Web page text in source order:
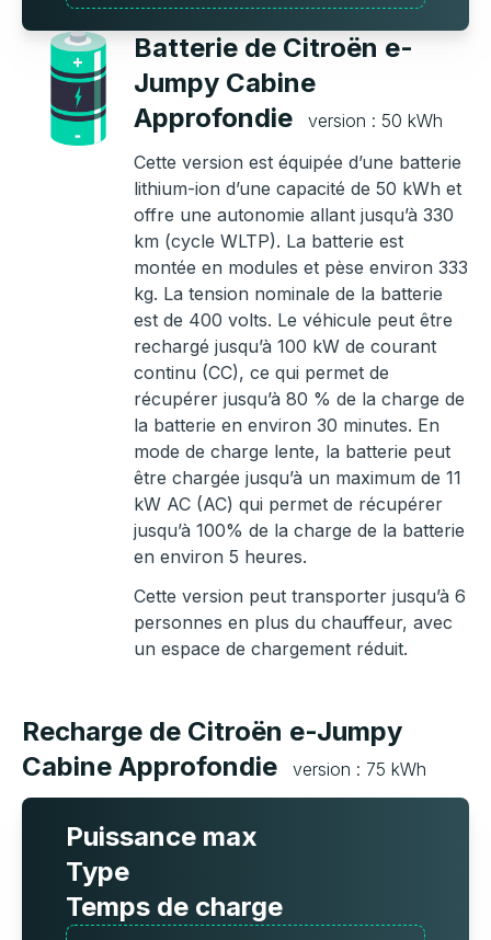
Batterie de Citroën e-
Jumpy Cabine
Approfondie
version : 50 kWh
Cette version est équipée d’une batterie
lithium-ion d’une capacité de 50 kWh et
offre une autonomie allant jusqu’à 330
km (cycle WLTP). La batterie est
montée en modules et pèse environ 333
kg. La tension nominale de la batterie
est de 400 volts. Le véhicule peut être
rechargé jusqu’à 100 kW de courant
continu (CC), ce qui permet de
récupérer jusqu’à 80 % de la charge de
la batterie en environ 30 minutes. En
mode de charge lente, la batterie peut
être chargée jusqu’à un maximum de 11
kW AC (AC) qui permet de récupérer
jusqu’à 100% de la charge de la batterie
en environ 5 heures.
Cette version peut transporter jusqu’à 6
personnes en plus du chauffeur, avec
un espace de chargement réduit.
Recharge de Citroën e-Jumpy
Cabine Approfondie
version : 75 kWh
Puissance max
Type
Temps de charge